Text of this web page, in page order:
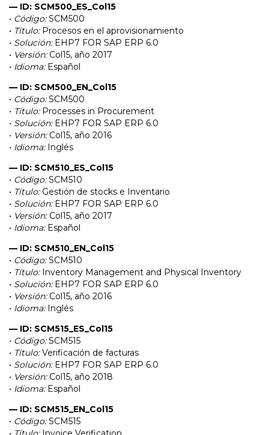
— ID: SCM500_ES_Col15
• Código:SCM500
• Título:Procesos en el aprovisionamiento
• Solución:EHP7 FOR SAP ERP 6.0
• Versión:Col15, año 2017
• Idioma:Español
— ID: SCM500_EN_Col15
• Código:SCM500
• Título:Processes in Procurement
• Solución:EHP7 FOR SAP ERP 6.0
• Versión:Col15, año 2016
• Idioma:Inglés
— ID: SCM510_ES_Col15
• Código:SCM510
• Título:Gestión de stocks e Inventario
• Solución:EHP7 FOR SAP ERP 6.0
• Versión:Col15, año 2017
• Idioma:Español
— ID: SCM510_EN_Col15
• Código:SCM510
• Título:Inventory Management and Physical Inventory
• Solución:EHP7 FOR SAP ERP 6.0
• Versión:Col15, año 2016
• Idioma:Inglés
— ID: SCM515_ES_Col15
• Código:SCM515
• Título:Verificación de facturas
• Solución:EHP7 FOR SAP ERP 6.0
• Versión:Col15, año 2018
• Idioma:Español
— ID: SCM515_EN_Col15
• Código:SCM515